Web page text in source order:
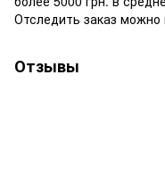
Отследить заказ можно
Отзывы